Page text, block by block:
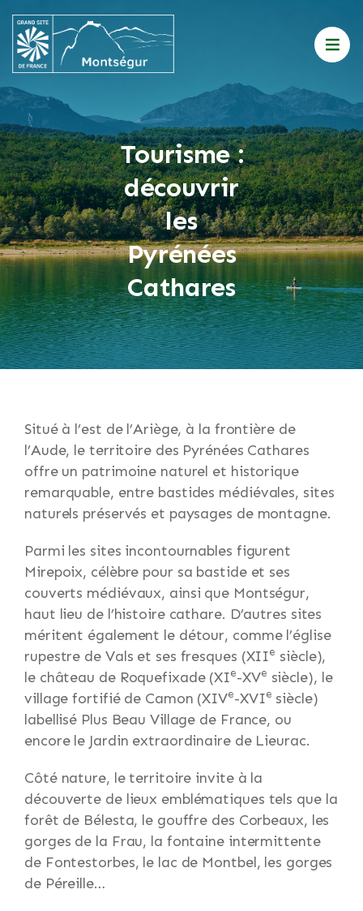
Tourisme :
découvrir
les
Pyrénées
Cathares
Situé à l’est de l’Ariège, à la frontière de
l’Aude, le territoire des Pyrénées Cathares
offre un patrimoine naturel et historique
remarquable, entre bastides médiévales, sites
naturels préservés et paysages de montagne.
Parmi les sites incontournables figurent
Mirepoix, célèbre pour sa bastide et ses
couverts médiévaux, ainsi que Montségur,
haut lieu de l’histoire cathare. D’autres sites
méritent également le détour, comme l’église
rupestre de Vals et ses fresques (XIIe siècle),
le château de Roquefixade (XIe-XVe siècle), le
village fortifié de Camon (XIVe-XVIe siècle)
labellisé Plus Beau Village de France, ou
encore le Jardin extraordinaire de Lieurac.
Côté nature, le territoire invite à la
découverte de lieux emblématiques tels que la
forêt de Bélesta, le gouffre des Corbeaux, les
gorges de la Frau, la fontaine intermittente
de Fontestorbes, le lac de Montbel, les gorges
de Péreille…